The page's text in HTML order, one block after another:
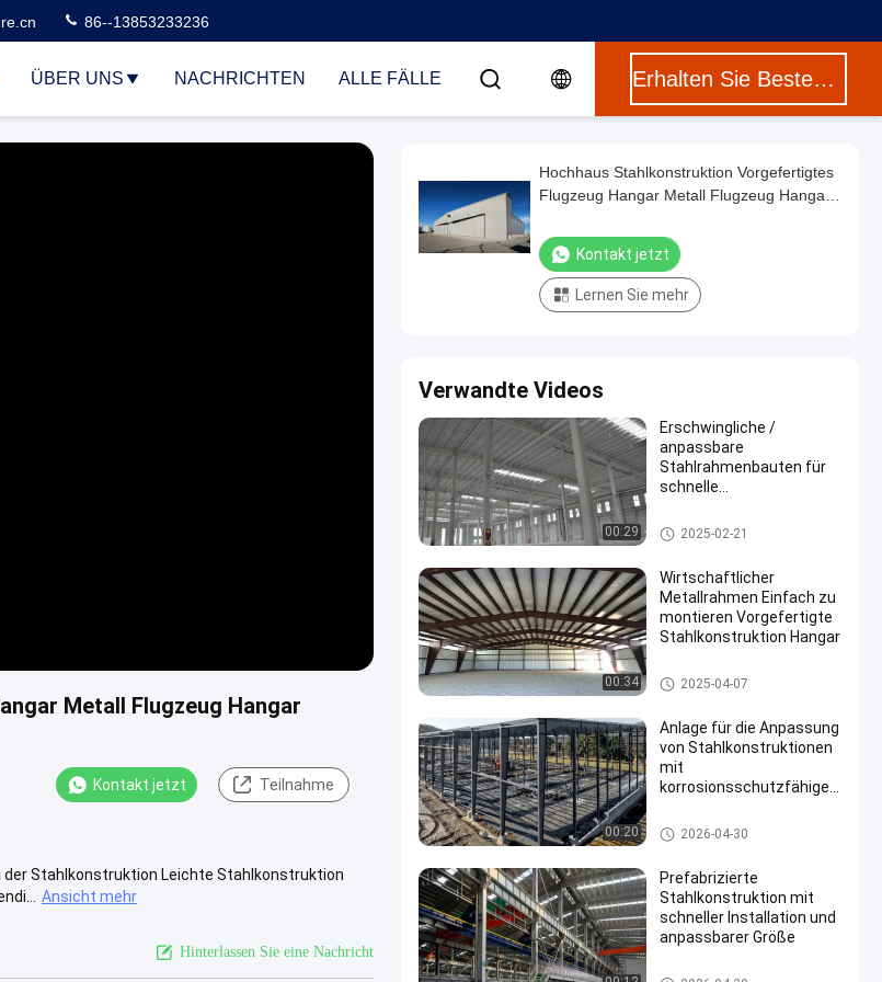
86--13853233236
ÜBER UNS NACHRICHTEN ALLE FÄLLE Erhalten Sie Besten Preis
Metall Flugzeug Hangar
Kontakt jetzt Teilnahme
Stahlkonstruktion Leichte Stahlkonstruktion
Ansicht mehr
Hinterlassen Sie eine Nachricht
Hochhaus Stahlkonstruktion Vorgefertigtes
Flugzeug Hangar Metall Flugzeug Hangar
Kontakt jetzt
Lernen Sie mehr
Verwandte Videos
00:29
Erschwingliche /
anpassbare
Stahlrahmenbauten für
schnelle
Metallbaubau
2025-02-21
00:34
Wirtschaftlicher
Metallrahmen Einfach zu
montieren Vorgefertigte
Stahlkonstruktion Hangar
Stahlkonstruktionshangar
2025-04-07
00:20
Anlage für die Anpassung
von Stahlkonstruktionen
mit
korrosionsschutzfähiger
industrielle Verwendung
Stahlkonstruktionshangar
2026-04-30
Prefabrizierte
Stahlkonstruktion mit
schneller Installation und
anpassbarer Größe
Stahlkonstruktionshangar